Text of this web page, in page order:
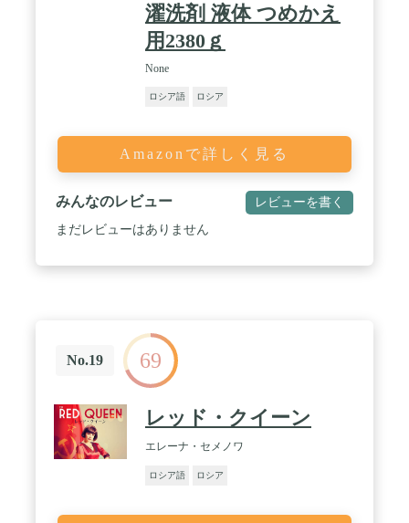
濯洗剤 液体 つめかえ
用2380ｇ
None
ロシア語 ロシア
Amazonで詳しく見る
みんなのレビュー レビューを書く
まだレビューはありません
No.19 69
レッド・クイーン
エレーナ・セメノワ
ロシア語 ロシア